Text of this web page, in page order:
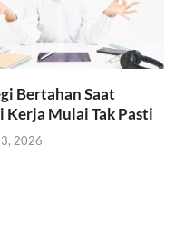
Bertahan Saat
Kerja Mulai Tak Pasti
2026